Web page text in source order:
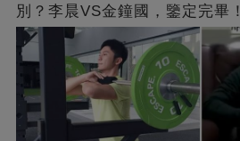
別？李晨VS金鐘國，鑒定完畢！